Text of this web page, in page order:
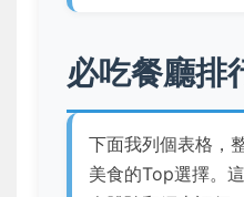
必吃餐廳排
下面我列個表格，
美食的Top選擇。